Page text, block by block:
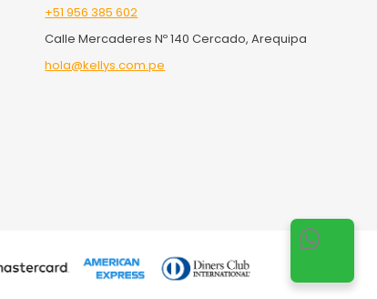
+51 956 385 602
Calle Mercaderes Nº 140 Cercado, Arequipa
hola@kellys.com.pe